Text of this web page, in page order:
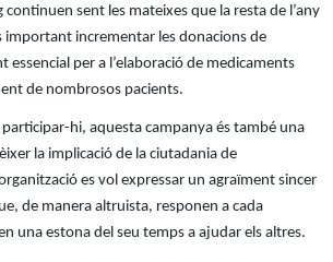
continuen sent les mateixes que la resta de l’any
important incrementar les donacions de
essencial per a l’elaboració de medicaments
de nombrosos pacients.
participar-hi, aquesta campanya és també una
la implicació de la ciutadania de
es vol expressar un agraïment sincer
de manera altruista, responen a cada
una estona del seu temps a ajudar els altres.